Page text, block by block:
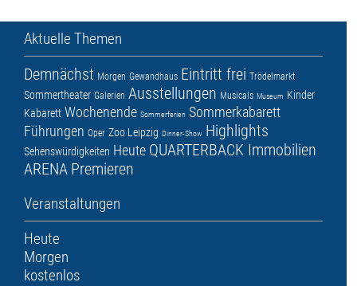
Aktuelle Themen
Demnächst Morgen Gewandhaus Eintritt frei Trödelmarkt
Sommertheater Galerien Ausstellungen Musicals Museum Kinder
Kabarett Wochenende Sommerferien Sommerkabarett
Führungen Oper Zoo Leipzig Dinner-Show Highlights
Sehenswürdigkeiten Heute QUARTERBACK Immobilien
ARENA Premieren
Veranstaltungen
Heute
Morgen
kostenlos